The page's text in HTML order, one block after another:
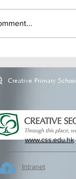
Creative Primary School
www.css.edu.hk
Intranet